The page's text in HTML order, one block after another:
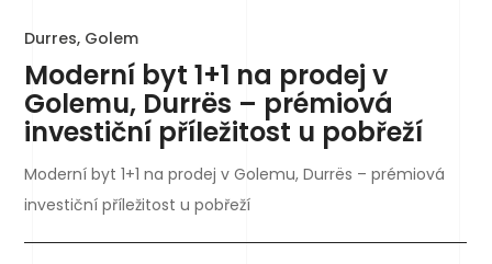
Durres, Golem
Moderní byt 1+1 na prodej v
Golemu, Durrës – prémiová
investiční příležitost u pobřeží
Moderní byt 1+1 na prodej v Golemu, Durrës – prémiová
investiční příležitost u pobřeží